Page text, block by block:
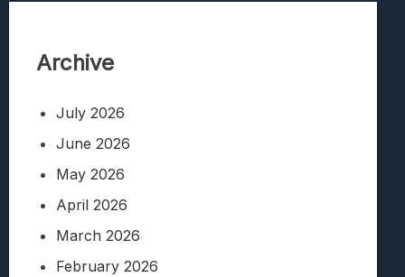
Archive
July 2026
June 2026
May 2026
April 2026
March 2026
February 2026